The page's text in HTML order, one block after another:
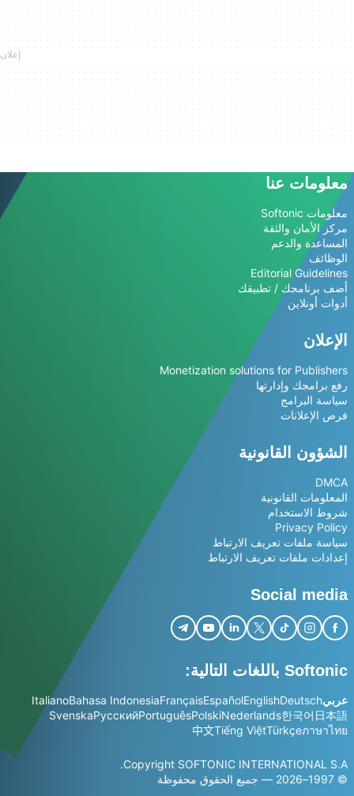
معلومات عنا
معلومات Softonic
مركز الأمان والثقة
المساعدة والدعم
الوظائف
Editorial Guidelines
أضف برنامجك / تطبيقك
أدوات أونلاين
الإعلان
Monetization solutions for Publishers
رفع برامجك وإدارتها
سياسة البرامج
فرص الإعلانات
الشؤون القانونية
DMCA
المعلومات القانونية
شروط الاستخدام
Privacy Policy
سياسة ملفات تعريف الارتباط
إعدادات ملفات تعريف الارتباط
Social media
Softonic باللغات التالية:
عربيDeutsch
English
Español
Français
Bahasa Indonesia
Italiano
日本語
한국어
Nederlands
Polski
Português
Русский
Svenska
ภาษาไทย
Türkçe
Tiếng Việt
中文
Copyright SOFTONIC INTERNATIONAL S.A.
© 1997–2026 — جميع الحقوق محفوظة